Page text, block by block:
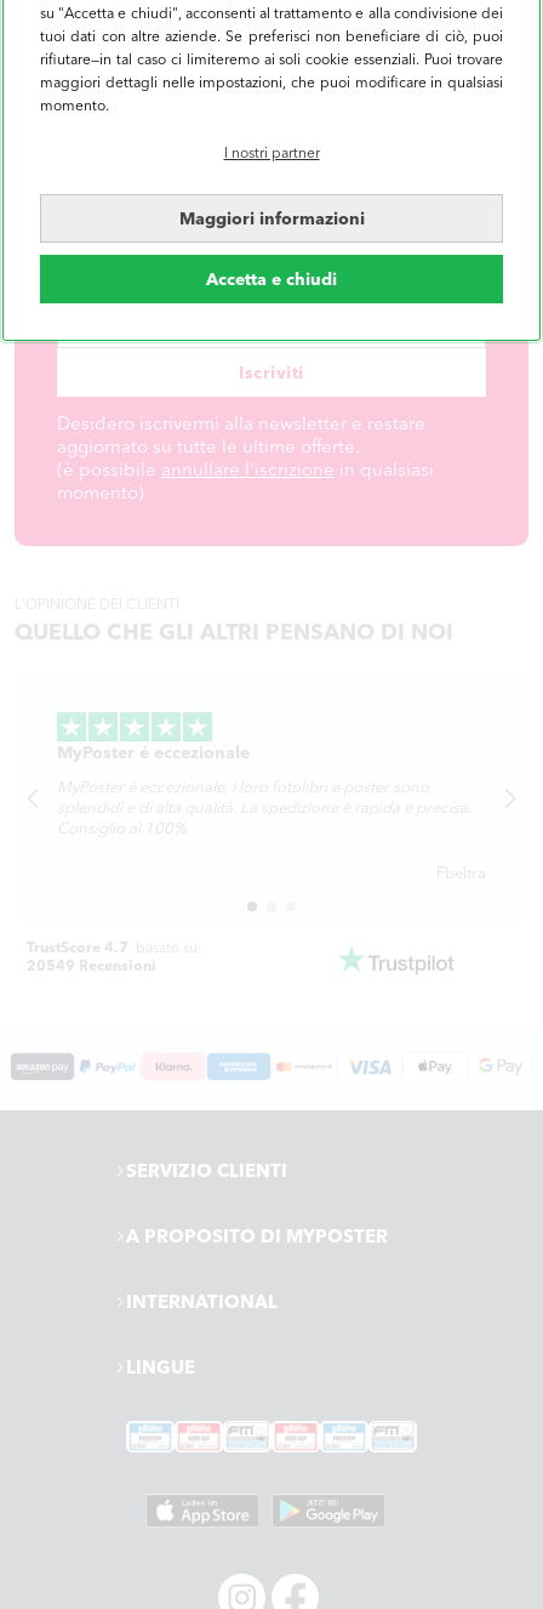
su "Accetta e chiudi", acconsenti al trattamento e alla condivisione dei
tuoi dati con altre aziende. Se preferisci non beneficiare di ciò, puoi
rifiutare—in tal caso ci limiteremo ai soli cookie essenziali. Puoi trovare
maggiori dettagli nelle impostazioni, che puoi modificare in qualsiasi
momento.
I nostri partner
Maggiori informazioni
Accetta e chiudi
COLLAGE
CALENDARIO
LA NEWSLETTER DI MYPOSTER:
ISCRIVITI ED OTTIENI UNO
SCONTO DEL 10%.
Iscriviti
Desidero iscrivermi alla newsletter e restare
aggiornato su tutte le ultime offerte.
(è possibile annullare l'iscrizione in qualsiasi
momento)
L'OPINIONE DEI CLIENTI
QUELLO CHE GLI ALTRI PENSANO DI NOI
MyPoster é eccezionale
MyPoster é eccezionale, i loro fotolibri e poster sono
splendidi e di alta qualità. La spedizione è rapida e precisa.
Consiglio al 100%
Fbeltra
TrustScore 4.7 basato su
20549 Recensioni
A PROPOSITO DI MYPOSTER
SERVIZIO CLIENTI
INTERNATIONAL
LINGUE